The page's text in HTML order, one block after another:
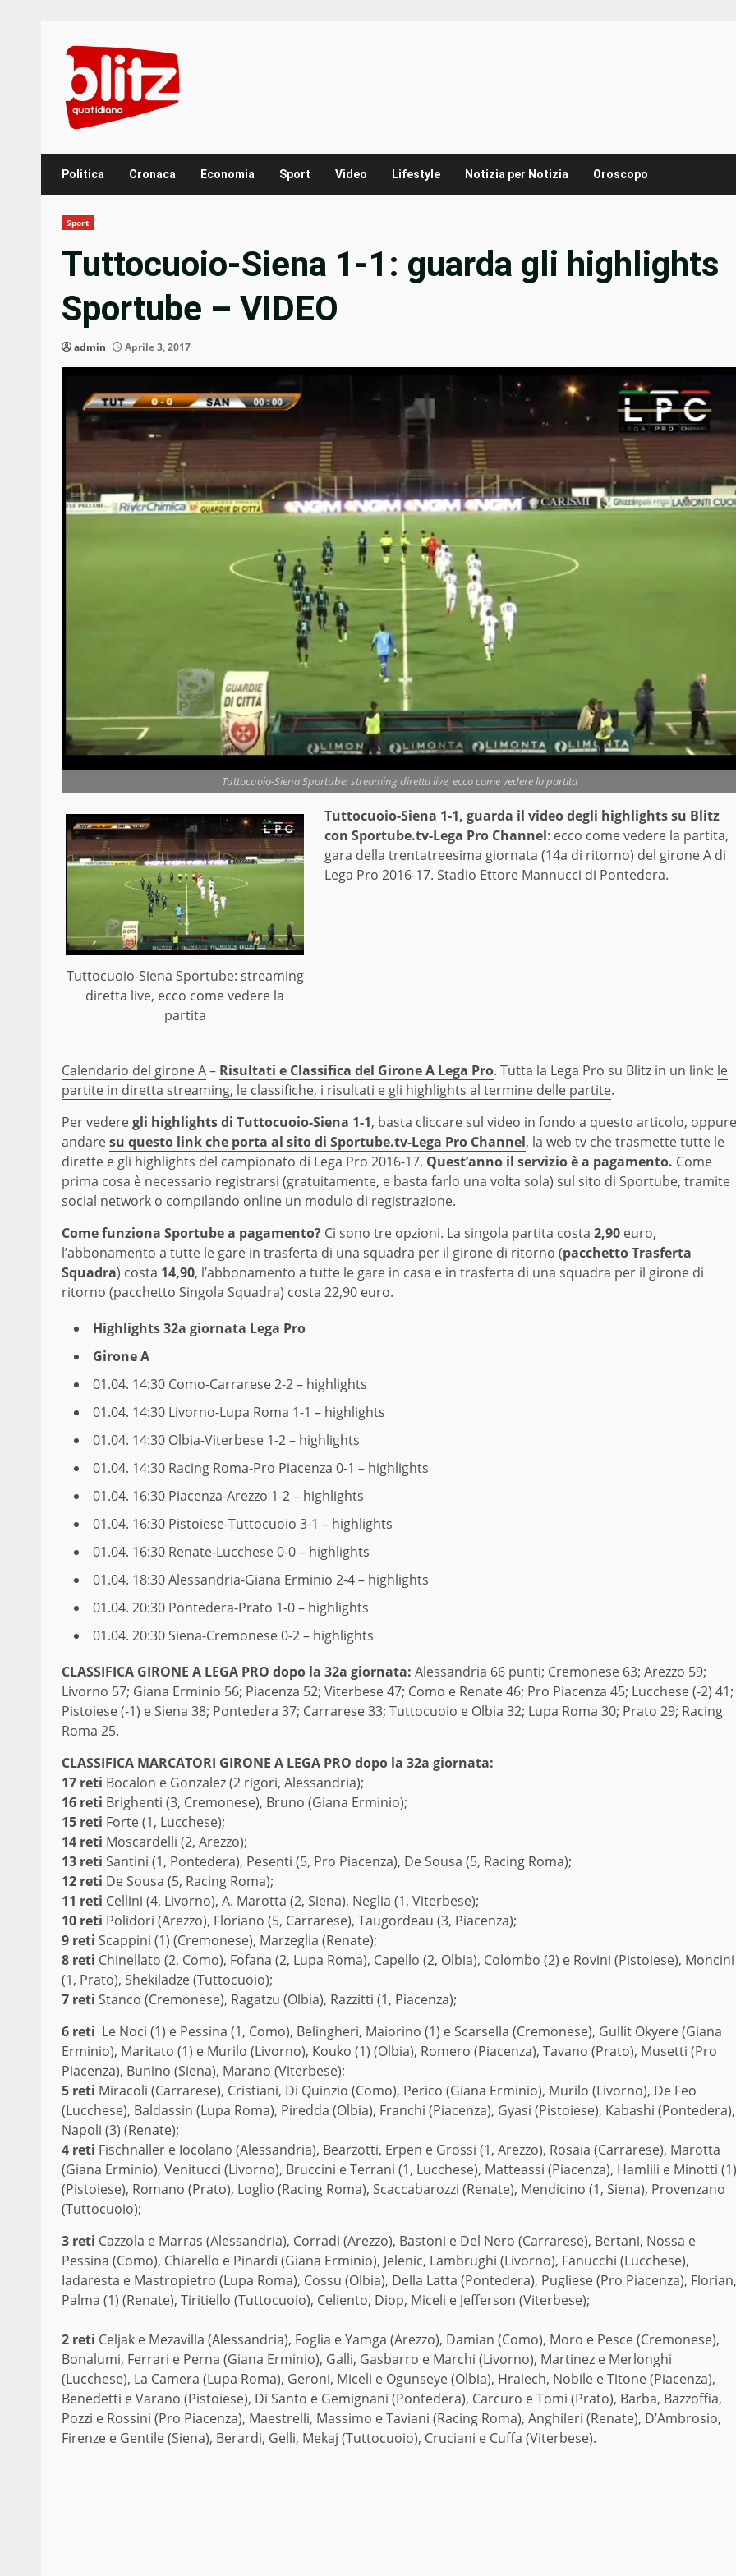
content
Politica Cronaca Economia Sport Video Lifestyle Notizia per Notizia Oroscopo
Sport
Tuttocuoio-Siena 1-1: guarda gli highlights
Sportube – VIDEO
admin Aprile 3, 2017
Tuttocuoio-Siena Sportube: streaming diretta live, ecco come vedere la partita
Tuttocuoio-Siena Sportube: streaming
diretta live, ecco come vedere la
partita
Tuttocuoio-Siena 1-1, guarda il video degli highlights su Blitz
con Sportube.tv-Lega Pro Channel: ecco come vedere la partita,
gara della trentatreesima giornata (14a di ritorno) del girone A di
Lega Pro 2016-17. Stadio Ettore Mannucci di Pontedera.
Calendario del girone A– Risultati e Classifica del Girone A Lega Pro. Tutta la Lega Pro su Blitz in un link: le
partite in diretta streaming, le classifiche, i risultati e gli highlights al termine delle partite.
Per vederegli highlights di Tuttocuoio-Siena 1-1, basta cliccare sul video in fondo a questo articolo, oppure
andaresu questo link che porta al sito di Sportube.tv-Lega Pro Channel, la web tv che trasmette tutte le
dirette e gli highlights del campionato di Lega Pro 2016-17. Quest’anno il servizio è a pagamento. Come
prima cosa è necessario registrarsi (gratuitamente, e basta farlo una volta sola) sul sito di Sportube, tramite
social network o compilando online un modulo di registrazione.
Come funziona Sportube a pagamento? Ci sono tre opzioni. La singola partita costa 2,90 euro,
l’abbonamento a tutte le gare in trasferta di una squadra per il girone di ritorno (pacchetto Trasferta
Squadra) costa 14,90, l’abbonamento a tutte le gare in casa e in trasferta di una squadra per il girone di
ritorno (pacchetto Singola Squadra) costa 22,90 euro.
Highlights 32a giornata Lega Pro
Girone A
01.04. 14:30 Como-Carrarese 2-2 – highlights
01.04. 14:30 Livorno-Lupa Roma 1-1 – highlights
01.04. 14:30 Olbia-Viterbese 1-2 – highlights
01.04. 14:30 Racing Roma-Pro Piacenza 0-1 – highlights
01.04. 16:30 Piacenza-Arezzo 1-2 – highlights
01.04. 16:30 Pistoiese-Tuttocuoio 3-1 – highlights
01.04. 16:30 Renate-Lucchese 0-0 – highlights
01.04. 18:30Alessandria-Giana Erminio 2-4 – highlights
01.04. 20:30 Pontedera-Prato 1-0 – highlights
01.04. 20:30Siena-Cremonese 0-2 – highlights
CLAS­SI­FI­CA GIRONE A LEGA PRO dopo la 32a giornata: Alessandria 66 punti; Cremonese 63; Arezzo 59;
Livorno 57; Giana Erminio 56; Piacenza 52; Viterbese 47; Como e Renate 46; Pro Piacenza 45; Lucchese (-2) 41;
Pistoiese (-1) e Siena 38; Pontedera 37; Carrarese 33; Tuttocuoio e Olbia 32; Lupa Roma 30; Prato 29; Racing
Roma 25.
CLASSIFICA MARCATORI GIRONE A LEGA PRO dopo la 32a giornata:
17 reti Bocalon e Gonzalez (2 rigori, Alessandria);
16 reti Brighenti (3, Cremonese), Bruno (Giana Erminio);
15 reti Forte (1, Lucchese);
14 reti Moscardelli (2, Arezzo);
13 reti Santini (1, Pontedera), Pesenti (5, Pro Piacenza), De Sousa (5, Racing Roma);
12 reti De Sousa (5, Racing Roma);
11 reti Cellini (4, Livorno), A. Marotta (2, Siena), Neglia (1, Viterbese);
10 reti Polidori (Arezzo), Floriano (5, Carrarese), Taugordeau (3, Piacenza);
9 reti Scappini (1) (Cremonese), Marzeglia (Renate);
8 reti Chinellato (2, Como), Fofana (2, Lupa Roma), Capello (2, Olbia), Colombo (2) e Rovini (Pistoiese), Moncini
(1, Prato), Shekiladze (Tuttocuoio);
7 reti Stanco (Cremonese), Ragatzu (Olbia), Razzitti (1, Piacenza);
6 reti Le Noci (1) e Pessina (1, Como), Belingheri, Maiorino (1) e Scarsella (Cremonese), Gullit Okyere (Giana
Erminio), Maritato (1) e Murilo (Livorno), Kouko (1) (Olbia), Romero (Piacenza), Tavano (Prato), Musetti (Pro
Piacenza), Bunino (Siena), Marano (Viterbese);
5 reti Miracoli (Carrarese), Cristiani, Di Quinzio (Como), Perico (Giana Erminio), Murilo (Livorno), De Feo
(Lucchese), Baldassin (Lupa Roma), Piredda (Olbia), Franchi (Piacenza), Gyasi (Pistoiese), Kabashi (Pontedera),
Napoli (3) (Renate);
4 reti Fischnaller e Iocolano (Alessandria), Bearzotti, Erpen e Grossi (1, Arezzo), Rosaia (Carrarese), Marotta
(Giana Erminio), Venitucci (Livorno), Bruccini e Terrani (1, Lucchese), Matteassi (Piacenza), Hamlili e Minotti (1)
(Pistoiese), Romano (Prato), Loglio (Racing Roma), Scaccabarozzi (Renate), Mendicino (1, Siena), Provenzano
(Tuttocuoio);
3 reti Cazzola e Marras (Alessandria), Corradi (Arezzo), Bastoni e Del Nero (Carrarese), Bertani, Nossa e
Pessina (Como), Chiarello e Pinardi (Giana Erminio), Jelenic, Lambrughi (Livorno), Fanucchi (Lucchese),
Iadaresta e Mastropietro (Lupa Roma), Cossu (Olbia), Della Latta (Pontedera), Pugliese (Pro Piacenza), Florian,
Palma (1) (Renate), Tiritiello (Tuttocuoio), Celiento, Diop, Miceli e Jefferson (Viterbese);
2 reti Celjak e Mezavilla (Alessandria), Foglia e Yamga (Arezzo), Damian (Como), Moro e Pesce (Cremonese),
Bonalumi, Ferrari e Perna (Giana Erminio), Galli, Gasbarro e Marchi (Livorno), Martinez e Merlonghi
(Lucchese), La Camera (Lupa Roma), Geroni, Miceli e Ogunseye (Olbia), Hraiech, Nobile e Titone (Piacenza),
Benedetti e Varano (Pistoiese), Di Santo e Gemignani (Pontedera), Carcuro e Tomi (Prato), Barba, Bazzoffia,
Pozzi e Rossini (Pro Piacenza), Maestrelli, Massimo e Taviani (Racing Roma), Anghileri (Renate), D’Ambrosio,
Firenze e Gentile (Siena), Berardi, Gelli, Mekaj (Tuttocuoio), Cruciani e Cuffa (Viterbese).